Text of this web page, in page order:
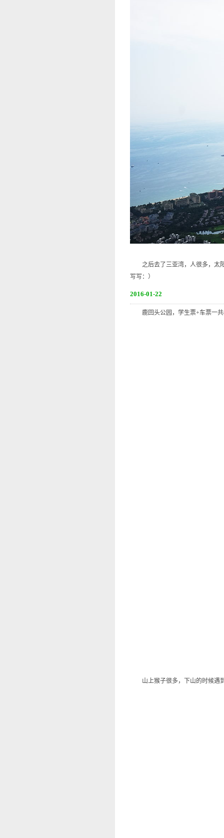
之后去了三亚湾，人很多，太阳
写写：）
2016-01-22
鹿回头公园，学生票+车票一共
山上猴子很多，下山的时候遇